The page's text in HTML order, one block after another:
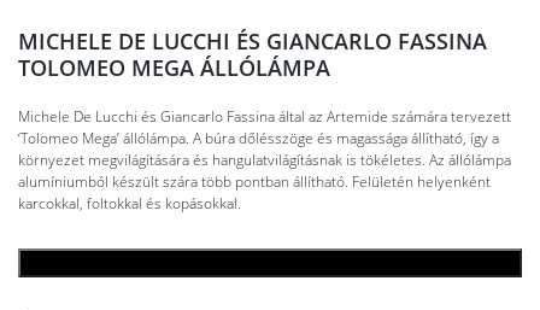
MICHELE DE LUCCHI ÉS GIANCARLO FASSINA
TOLOMEO MEGA ÁLLÓLÁMPA
Michele De Lucchi és Giancarlo Fassina által az Artemide számára tervezett
‘Tolomeo Mega’ állólámpa. A búra dőlésszöge és magassága állítható, így a
környezet megvilágítására és hangulatvilágításnak is tökéletes. Az állólámpa
alumíniumból készült szára több pontban állítható. Felületén helyenként
karcokkal, foltokkal és kopásokkal.